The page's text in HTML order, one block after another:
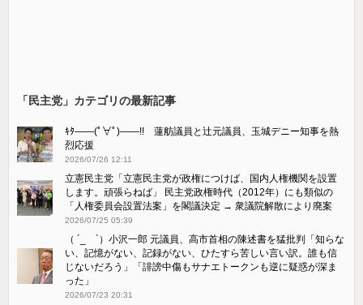
「民主党」カテゴリの最新記事
ｷﾀ――(ﾟ∀ﾟ)――!! 蓮舫議員と辻元議員、玉城デニー知事を熱
烈応援
2026/07/26 12:11
立憲民主党「立憲民主党が政権につけば、国内人権機関を設置
します。頑張らねば」 民主党政権時代（2012年）にも類似の
「人権委員会設置法案」を閣議決定 → 衆議院解散により廃案
2026/07/25 05:39
（ ´_ゝ`）小沢一郎 元議員、高市首相の陳述書を猛批判「知らな
い、記憶がない、記録がない、ひたすら苦しい言い訳。誰も信
じないだろう」「誹謗中傷もサナエトークンも逆に疑惑が深ま
った」
2026/07/23 20:31